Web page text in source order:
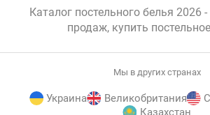
Каталог постельного белья 2026
продаж, купить
Мы в других странах
Украина Великобритания
Казахстан